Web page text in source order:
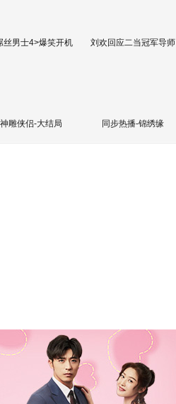
丝男士4>爆笑开机 刘欢回应二当冠军导师
神雕侠侣-大结局 同步热播-锦绣缘